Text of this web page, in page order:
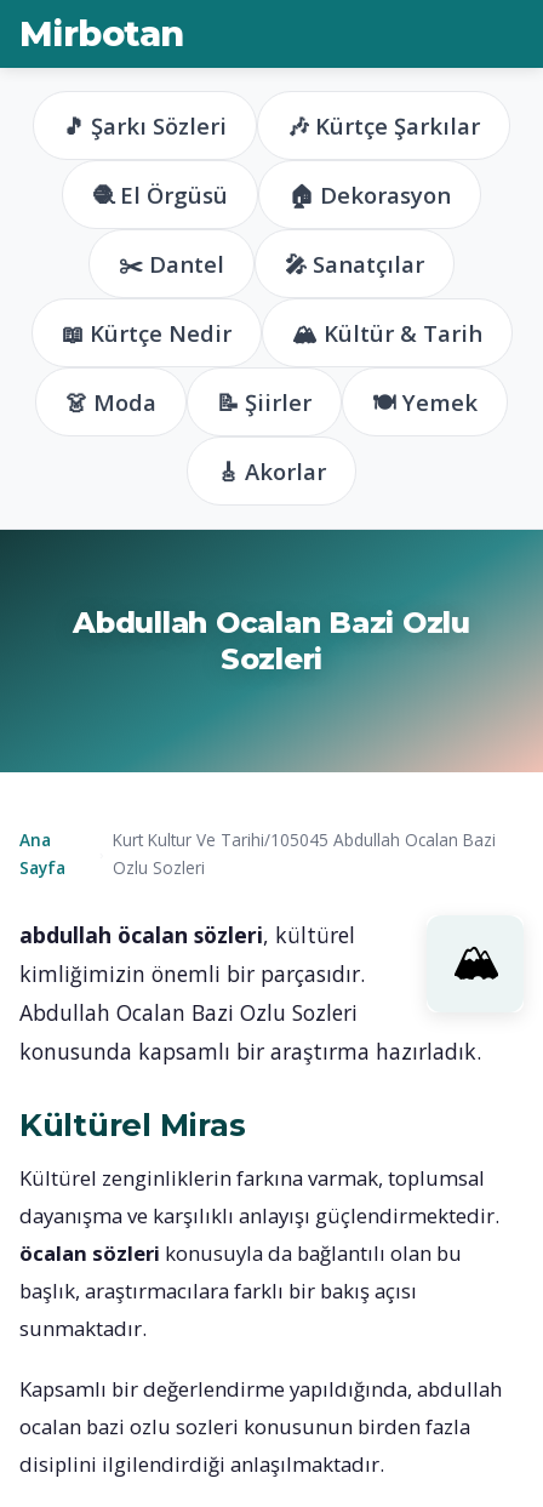
Mirbotan
🎵 Şarkı Sözleri 🎶 Kürtçe Şarkılar
🧶 El Örgüsü 🏠 Dekorasyon
✂️ Dantel 🎤 Sanatçılar
📖 Kürtçe Nedir 🏔️ Kültür & Tarih
👗 Moda 📝 Şiirler 🍽️ Yemek
🎸 Akorlar
Abdullah Ocalan Bazi Ozlu
Sozleri
Ana
Sayfa
Kurt Kultur Ve Tarihi/105045 Abdullah Ocalan Bazi
Ozlu Sozleri
abdullah öcalan sözleri, kültürel
kimliğimizin önemli bir parçasıdır.
Abdullah Ocalan Bazi Ozlu Sozleri
konusunda kapsamlı bir araştırma hazırladık.
Kültürel Miras
Kültürel zenginliklerin farkına varmak, toplumsal
dayanışma ve karşılıklı anlayışı güçlendirmektedir.
öcalan sözleri konusuyla da bağlantılı olan bu
başlık, araştırmacılara farklı bir bakış açısı
sunmaktadır.
Kapsamlı bir değerlendirme yapıldığında, abdullah
ocalan bazi ozlu sozleri konusunun birden fazla
disiplini ilgilendirdiği anlaşılmaktadır.